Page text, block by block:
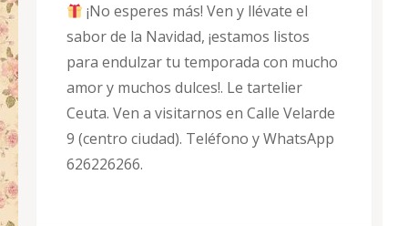
¡No esperes más! Ven y llévate el
sabor de la Navidad, ¡estamos listos
para endulzar tu temporada con mucho
amor y muchos dulces!. Le tartelier
Ceuta. Ven a visitarnos en Calle Velarde
9 (centro ciudad). Teléfono y WhatsApp
626226266.